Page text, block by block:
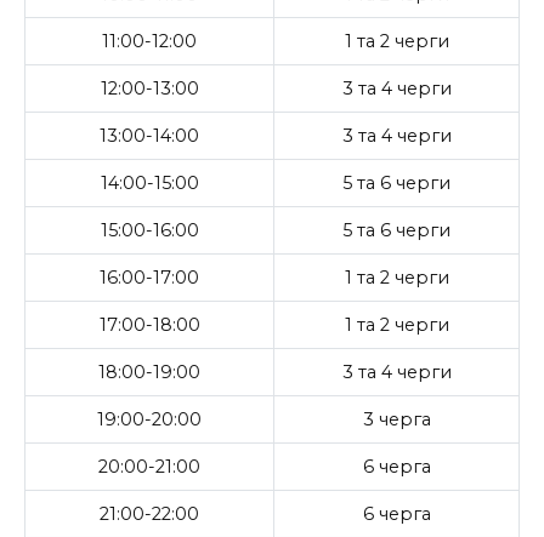
11:00-12:00 1 та 2 черги
12:00-13:00 3 та 4 черги
13:00-14:00 3 та 4 черги
14:00-15:00 5 та 6 черги
15:00-16:00 5 та 6 черги
16:00-17:00 1 та 2 черги
17:00-18:00 1 та 2 черги
18:00-19:00 3 та 4 черги
19:00-20:00 3 черга
20:00-21:00 6 черга
21:00-22:00 6 черга